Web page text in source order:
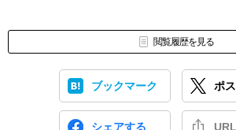
閲覧履歴を見る
ブックマーク ポ
シェアする